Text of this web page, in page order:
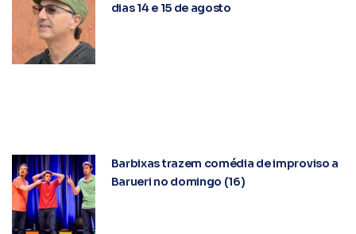
dias 14 e 15 de agosto
Barbixas trazem comédia de improviso a
Barueri no domingo (16)